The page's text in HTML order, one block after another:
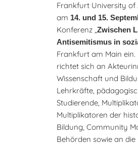
Frankfurt University of
am 14. und 15.
Konferenz „Zwischen
Antisemitismus in
Frankfurt am Main
richtet sich an
Wissenschaft und
Lehrkräfte,
Studierende,
Multiplikatoren der
Bildung, Community
Behörden sowie an die